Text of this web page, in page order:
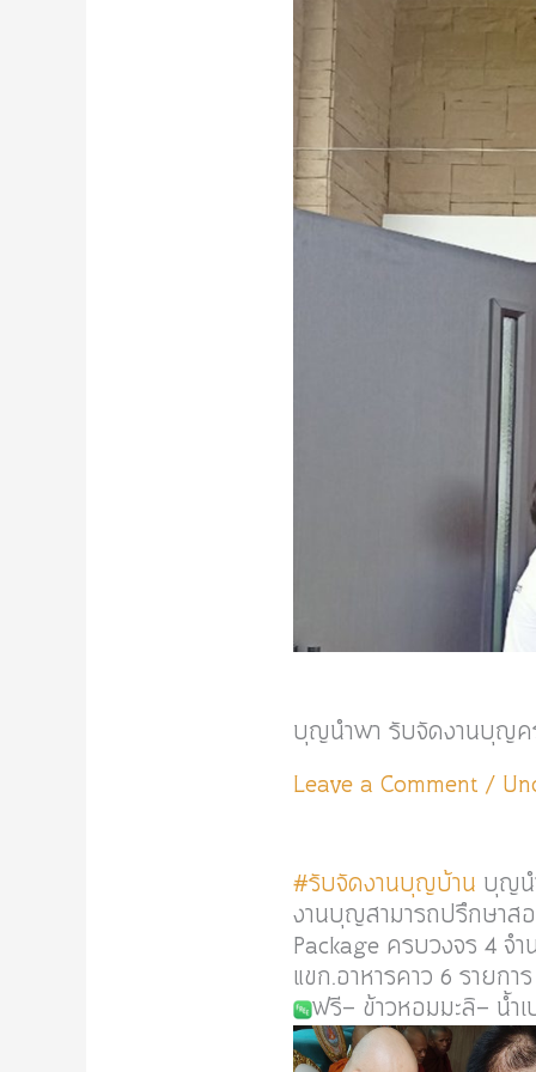
บุญนำพา รับจัดงานบุญค
Leave a Comment /
#รับจัดงานบุญบ้าน บุญน
งานบุญสามารถปรึกษาส
Package ครบวงจร 4 จ
แขก.อาหารคาว 6 รายการ
ฟรี- ข้าวหอมมะลิ- น้ำ